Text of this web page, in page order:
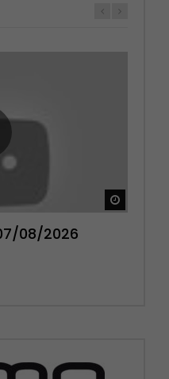
08/2026
08/2026